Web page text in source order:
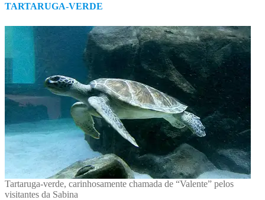
TARTARUGA-VERDE
Tartaruga-verde, carinhosamente chamada de “Valente” pelos
visitantes da Sabina